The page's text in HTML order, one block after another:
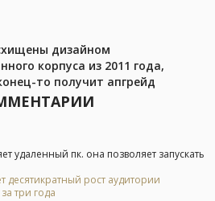
дизайном
корпуса из 2011 года,
то получит апгрейд
удаленный пк. она позволяет запускать
десятикратный рост аудитории
три года